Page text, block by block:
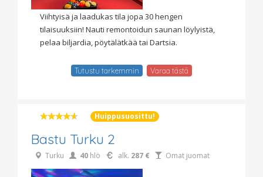
Viihtyisä ja laadukas tila jopa 30 hengen
tilaisuuksiin! Nauti remontoidun saunan löylyistä,
pelaa biljardia, pöytälätkää tai Dartsia.
Tutustu tarkemmin Varaa tästä
Huippusuosittu!
Bastu Turku 2
Turku 40 hlö alk. 287 € Omat juomat